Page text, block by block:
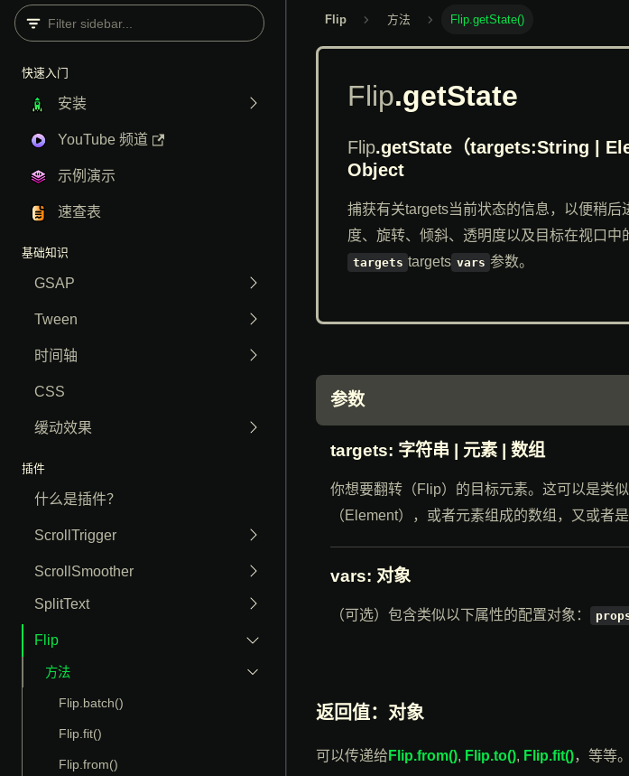
文档首页
快速入门
安装
YouTube 频道
示例演示
速查表
基础知识
GSAP
Tween
时间轴
CSS
缓动效果
插件
什么是插件？
ScrollTrigger
ScrollSmoother
SplitText
Flip
方法
Flip.batch()
Flip.fit()
Flip.from()
Flip 方法 Flip.getState()
Flip.getState
Flip.getState （targets:String |
Object
捕获有关targets当前状态的信息，以便稍
度、旋转、倾斜、透明度以及目标在视口中
targets targets vars 参数。
参数
targets: 字符串 | 元素 | 数组
你想要翻转（Flip）的目标元素。这可以是类似
（Element），或者元素组成的数组，又或者
vars: 对象
（可选）包含类似以下属性的配置对象：
返回值：对象
可以传递给 Flip.from(), Flip.to(), Flip.fit()，等等。